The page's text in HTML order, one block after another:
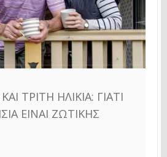
ΤΡΊΤΗ ΗΛΙΚΊΑ: ΓΙΑΤΊ
ΕΊΝΑΙ ΖΩΤΙΚΉΣ